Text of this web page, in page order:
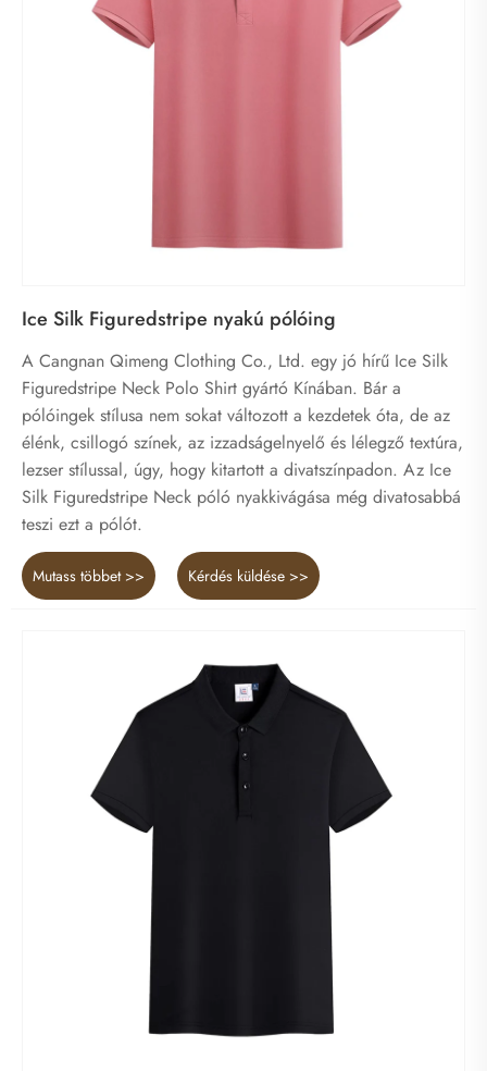
Ice Silk Figuredstripe nyakú pólóing
A Cangnan Qimeng Clothing Co., Ltd. egy jó hírű Ice Silk
Figuredstripe Neck Polo Shirt gyártó Kínában. Bár a
pólóingek stílusa nem sokat változott a kezdetek óta, de az
élénk, csillogó színek, az izzadságelnyelő és lélegző textúra,
lezser stílussal, úgy, hogy kitartott a divatszínpadon. Az Ice
Silk Figuredstripe Neck póló nyakkivágása még divatosabbá
teszi ezt a pólót.
Mutass többet >> Kérdés küldése >>